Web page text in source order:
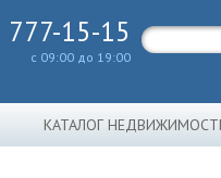
777-15-15
с 09:00 до 19:00
КАТАЛОГ